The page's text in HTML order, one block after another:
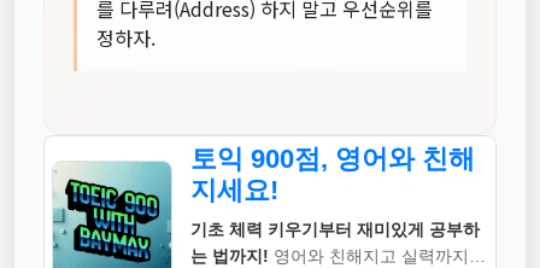
를 다루려(Address) 하지 말고 우선순위를
정하자.
토익 900점, 영어와 친해
지세요!
기초 체력 키우기부터 재미있게 공부하
는 법까지! 영어와 친해지고 실력까지